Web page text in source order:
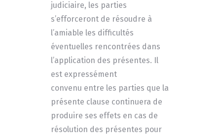
judiciaire, les parties
s’efforceront de résoudre à
l’amiable les difficultés
éventuelles rencontrées dans
l’application des présentes. Il
est expressément
convenu entre les parties que la
présente clause continuera de
produire ses effets en cas de
résolution des présentes pour